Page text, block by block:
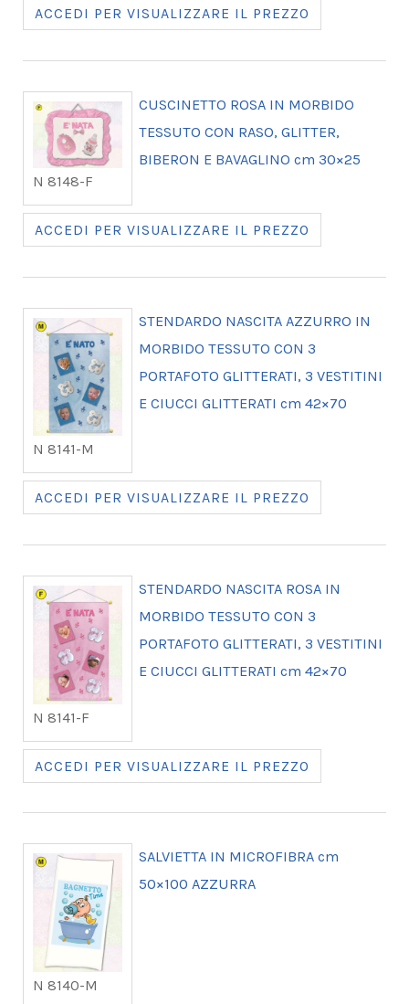
ACCEDI PER VISUALIZZARE IL PREZZO
N 8148-F
CUSCINETTO ROSA IN MORBIDO
TESSUTO CON RASO, GLITTER,
BIBERON E BAVAGLINO cm 30×25
ACCEDI PER VISUALIZZARE IL PREZZO
N 8141-M
STENDARDO NASCITA AZZURRO IN
MORBIDO TESSUTO CON 3
PORTAFOTO GLITTERATI, 3 VESTITINI
E CIUCCI GLITTERATI cm 42×70
ACCEDI PER VISUALIZZARE IL PREZZO
N 8141-F
STENDARDO NASCITA ROSA IN
MORBIDO TESSUTO CON 3
PORTAFOTO GLITTERATI, 3 VESTITINI
E CIUCCI GLITTERATI cm 42×70
ACCEDI PER VISUALIZZARE IL PREZZO
N 8140-M
SALVIETTA IN MICROFIBRA cm
50×100 AZZURRA